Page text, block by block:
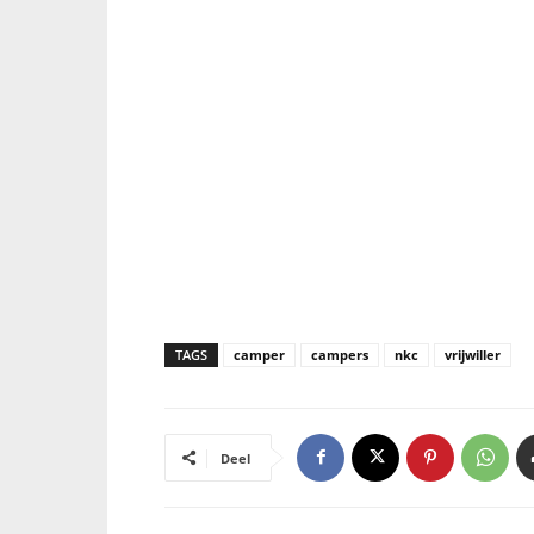
TAGS camper campers nkc vrijwiller
Deel